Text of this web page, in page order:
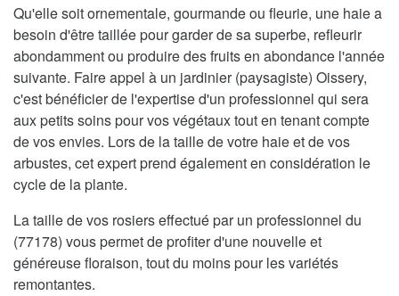
Qu'elle soit ornementale, gourmande ou fleurie, une haie a
besoin d'être taillée pour garder de sa superbe, refleurir
abondamment ou produire des fruits en abondance l'année
suivante. Faire appel à un jardinier (paysagiste) Oissery,
c'est bénéficier de l'expertise d'un professionnel qui sera
aux petits soins pour vos végétaux tout en tenant compte
de vos envies. Lors de la taille de votre haie et de vos
arbustes, cet expert prend également en considération le
cycle de la plante.
La taille de vos rosiers effectué par un professionnel du
(77178) vous permet de profiter d'une nouvelle et
généreuse floraison, tout du moins pour les variétés
remontantes.